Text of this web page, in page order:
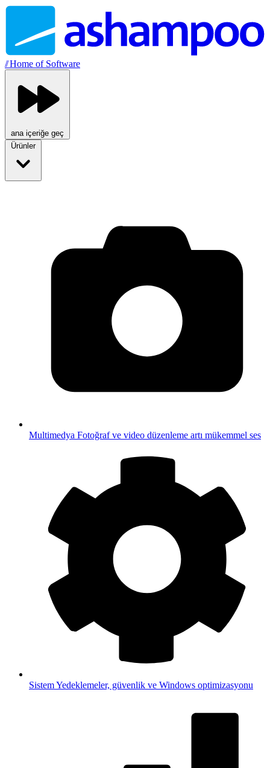
//Home of Software
ana içeriğe geç
Ürünler
Multimedya Fotoğraf ve video düzenleme artı mükemmel ses
SistemYedeklemeler, güvenlik ve Windows optimizasyonu